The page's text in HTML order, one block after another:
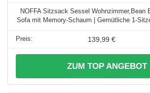
NOFFA Sitzsack Sessel Wohnzimmer,Bean
Sofa mit Memory-Schaum | Gemütliche 1-
139,99 €
ZUM TOP ANGEBOT